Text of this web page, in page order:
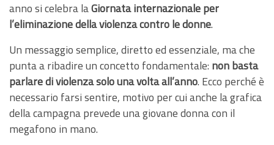
anno si celebra laGiornata internazionale per
l’eliminazione della violenza contro le donne.
Un messaggio semplice, diretto ed essenziale, ma che
punta a ribadire un concetto fondamentale: non basta
parlare di violenza solo una volta all’anno. Ecco perché è
necessario farsi sentire, motivo per cui anche la grafica
della campagna prevede una giovane donna con il
megafono in mano.